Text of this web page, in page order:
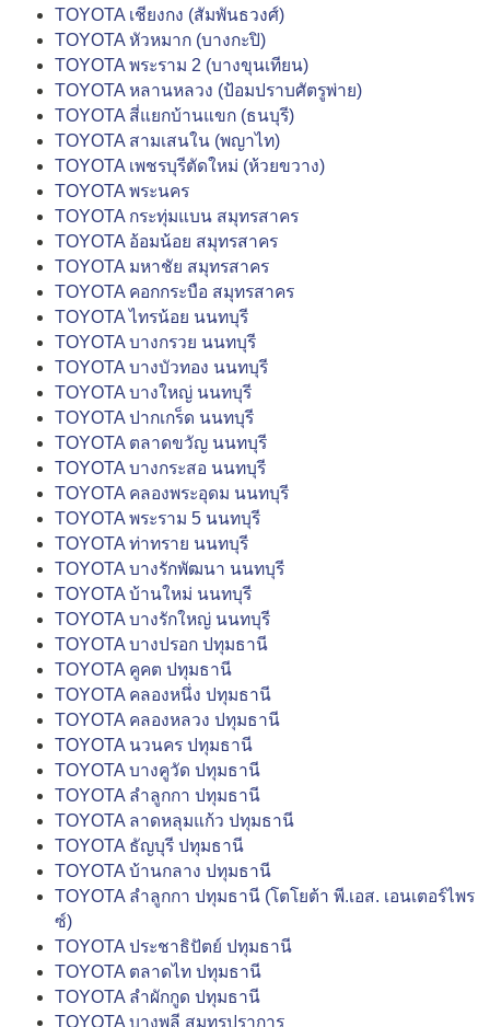
TOYOTA เชียงกง (สัมพันธวงศ์)
TOYOTA หัวหมาก (บางกะปิ)
TOYOTA พระราม 2 (บางขุนเทียน)
TOYOTA หลานหลวง (ป้อมปราบศัตรูพ่าย)
TOYOTA สี่แยกบ้านแขก (ธนบุรี)
TOYOTA สามเสนใน (พญาไท)
TOYOTA เพชรบุรีตัดใหม่ (ห้วยขวาง)
TOYOTA พระนคร
TOYOTA กระทุ่มแบน สมุทรสาคร
TOYOTA อ้อมน้อย สมุทรสาคร
TOYOTA มหาชัย สมุทรสาคร
TOYOTA คอกกระบือ สมุทรสาคร
TOYOTA ไทรน้อย นนทบุรี
TOYOTA บางกรวย นนทบุรี
TOYOTA บางบัวทอง นนทบุรี
TOYOTA บางใหญ่ นนทบุรี
TOYOTA ปากเกร็ด นนทบุรี
TOYOTA ตลาดขวัญ นนทบุรี
TOYOTA บางกระสอ นนทบุรี
TOYOTA คลองพระอุดม นนทบุรี
TOYOTA พระราม 5 นนทบุรี
TOYOTA ท่าทราย นนทบุรี
TOYOTA บางรักพัฒนา นนทบุรี
TOYOTA บ้านใหม่ นนทบุรี
TOYOTA บางรักใหญ่ นนทบุรี
TOYOTA บางปรอก ปทุมธานี
TOYOTA คูคต ปทุมธานี
TOYOTA คลองหนึ่ง ปทุมธานี
TOYOTA คลองหลวง ปทุมธานี
TOYOTA นวนคร ปทุมธานี
TOYOTA บางคูวัด ปทุมธานี
TOYOTA ลำลูกกา ปทุมธานี
TOYOTA ลาดหลุมแก้ว ปทุมธานี
TOYOTA ธัญบุรี ปทุมธานี
TOYOTA บ้านกลาง ปทุมธานี
TOYOTA ลำลูกกา ปทุมธานี (โตโยต้า พี.เอส. เอนเตอร์ไพร
ซ์)
TOYOTA ประชาธิปัตย์ ปทุมธานี
TOYOTA ตลาดไท ปทุมธานี
TOYOTA ลำผักกูด ปทุมธานี
TOYOTA บางพลี สมุทรปราการ